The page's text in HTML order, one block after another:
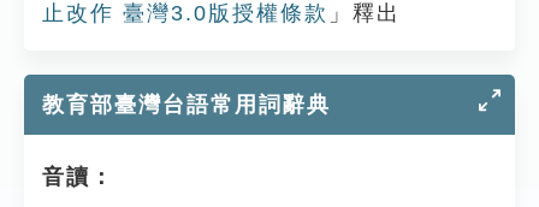
止改作 臺灣3.0版授權條款 」釋出
教育部臺灣台語常用詞辭典
音讀：